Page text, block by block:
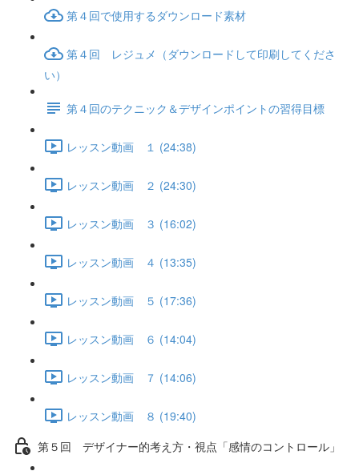
第４回で使用するダウンロード素材
第４回 レジュメ（ダウンロードして印刷してくださ
い）
第４回のテクニック＆デザインポイントの習得目標
レッスン動画 １ (24:38)
レッスン動画 ２ (24:30)
レッスン動画 ３ (16:02)
レッスン動画 ４ (13:35)
レッスン動画 ５ (17:36)
レッスン動画 ６ (14:04)
レッスン動画 ７ (14:06)
レッスン動画 ８ (19:40)
第５回 デザイナー的考え方・視点「感情のコントロール」